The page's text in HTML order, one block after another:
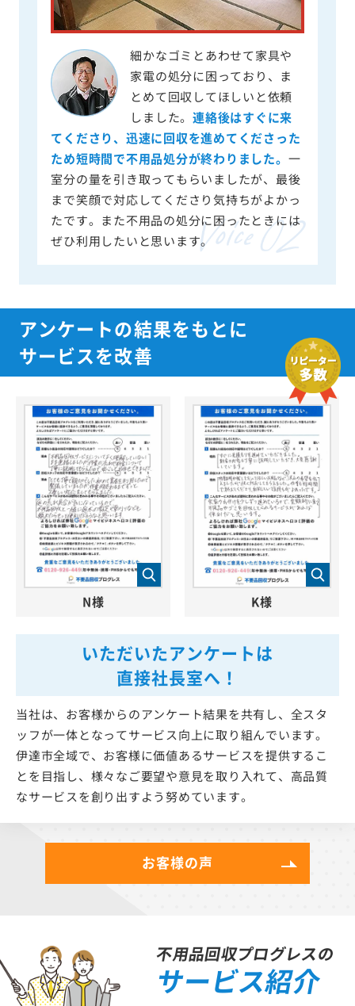
細かなゴミとあわせて家具や
家電の処分に困っており、ま
とめて回収してほしいと依頼
しました。連絡後はすぐに来
てくださり、迅速に回収を進めてくださった
ため短時間で不用品処分が終わりました。 一
室分の量を引き取ってもらいましたが、最後
まで笑顔で対応してくださり気持ちがよかっ
たです。また不用品の処分に困ったときには
ぜひ利用したいと思います。
アンケートの結果をもとに
サービスを改善
いただいたアンケートは
直接社長室へ！
当社は、お客様からのアンケート結果を共有し、全スタ
ッフが一体となってサービス向上に取り組んでいます。
伊達市全域で、お客様に価値あるサービスを提供するこ
とを目指し、様々なご要望や意見を取り入れて、高品質
なサービスを創り出すよう努めています。
N様 K様
お客様の声
不用品回収プログレスの
サービス紹介